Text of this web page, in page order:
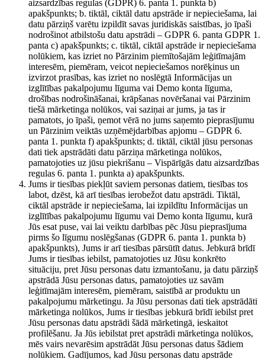
aizsardzības regulas (GDPR) 6. panta 1. punkta b)
apakšpunkts; b. tiktāl, ciktāl datu apstrāde ir nepieciešama, lai
datu pārziņš varētu izpildīt savas juridiskās saistības, jo īpaši
nodrošinot atbilstošu datu apstrādi – GDPR 6. panta GDPR 1.
panta c) apakšpunkts; c. tiktāl, ciktāl apstrāde ir nepieciešama
nolūkiem, kas izriet no Pārzinim piemītošajām leģitīmajām
interesēm, piemēram, veicot nepieciešamos norēķinus un
izvirzot prasības, kas izriet no noslēgtā Informācijas un
izglītības pakalpojumu līguma vai Demo konta līguma,
drošības nodrošināšanai, krāpšanas novēršanai vai Pārzinim
tiešā mārketinga nolūkos, vai saziņai ar jums, ja tas ir
pamatots, jo īpaši, ņemot vērā no jums saņemto pieprasījumu
un Pārzinim veiktās uzņēmējdarbības apjomu – GDPR 6.
panta 1. punkta f) apakšpunkts; d. tiktāl, ciktāl jūsu personas
dati tiek apstrādāti datu pārziņa mārketinga nolūkos,
pamatojoties uz jūsu piekrišanu – Vispārīgās datu aizsardzības
regulas 6. panta 1. punkta a) apakšpunkts.
Jums ir tiesības piekļūt saviem personas datiem, tiesības tos
labot, dzēst, kā arī tiesības ierobežot datu apstrādi. Tiktāl,
ciktāl apstrāde ir nepieciešama, lai izpildītu Informācijas un
izglītības pakalpojumu līgumu vai Demo konta līgumu, kurā
Jūs esat puse, vai lai veiktu darbības pēc Jūsu pieprasījuma
pirms šo līgumu noslēgšanas (GDPR 6. panta 1. punkta b)
apakšpunkts), Jums ir arī tiesības pārsūtīt datus. Jebkurā brīdī
Jums ir tiesības iebilst, pamatojoties uz Jūsu konkrēto
situāciju, pret Jūsu personas datu izmantošanu, ja datu pārziņš
apstrādā Jūsu personas datus, pamatojoties uz savām
leģitīmajām interesēm, piemēram, saistībā ar produktu un
pakalpojumu mārketingu. Ja Jūsu personas dati tiek apstrādāti
mārketinga nolūkos, Jums ir tiesības jebkurā brīdī iebilst pret
Jūsu personas datu apstrādi šādā mārketingā, ieskaitot
profilēšanu. Ja Jūs iebilstat pret apstrādi mārketinga nolūkos,
mēs vairs nevarēsim apstrādāt Jūsu personas datus šādiem
nolūkiem. Gadījumos, kad Jūsu personas datu apstrāde